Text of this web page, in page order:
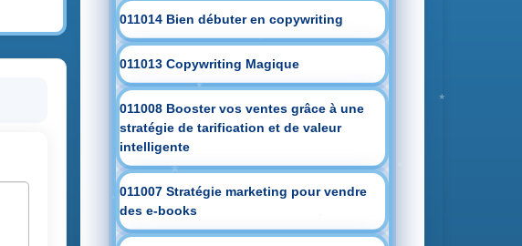
011014 Bien débuter en copywriting
011013 Copywriting Magique
011008 Booster vos ventes grâce à une
stratégie de tarification et de valeur
intelligente
011007 Stratégie marketing pour vendre
des e-books